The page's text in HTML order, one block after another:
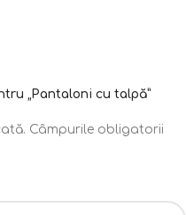
„Pantaloni cu talpă”
Câmpurile obligatorii